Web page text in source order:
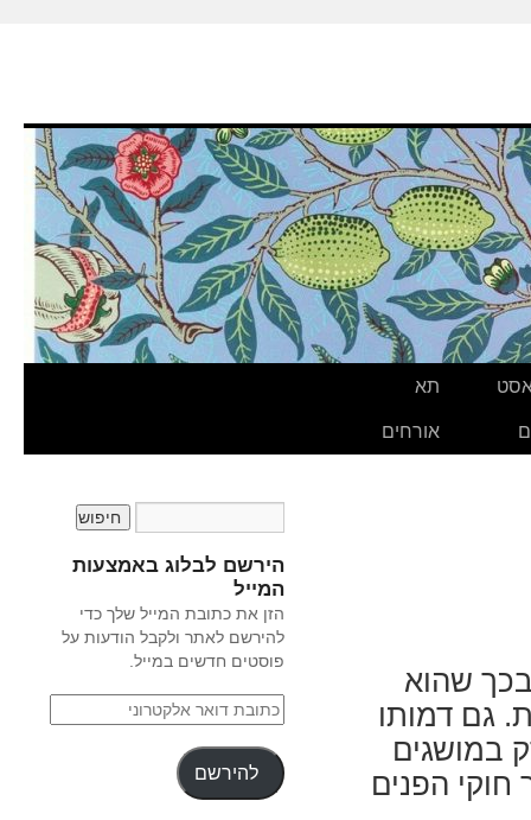
תא
אורחים
שהוא
גם דמותו
במושגים
חוקי הפנים
הירשם לבלוג באמצעות
המייל
הזן את כתובת המייל שלך כדי
להירשם לאתר ולקבל הודעות על
פוסטים חדשים במייל.
להירשם